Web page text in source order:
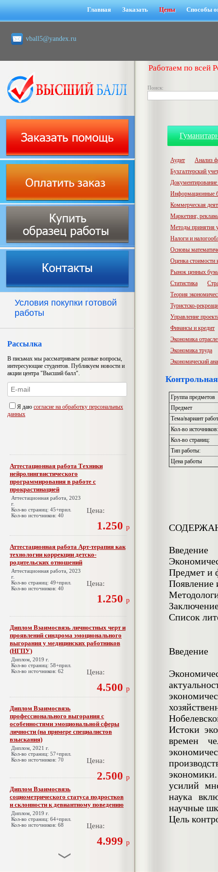
Главная Заказать Цены Способы
vball5@yandex.ru
Работаем по всей
Поиск:
Условия покупки готовой
работы
Рассылка
В письмах мы рассматриваем разные вопросы,
интересующие студентов. Публикуем новости и
акции центра "Высший балл".
Я даю согласие на обработку персональных
данных
Аттестационная работа Техники
нейролингвистического
программирования в работе с
прокрастинацией
Аттестационная работа, 2023
г.
Кол-во страниц: 45+прил.
Кол-во источников: 40
Цена:
1.250 р
Аттестационная работа Арт-терапия как
технологии коррекции детско-
родительских отношений
Аттестационная работа, 2023
г.
Кол-во страниц: 49+прил.
Кол-во источников: 40
Цена:
1.250 р
Диплом Взаимосвязь личностных черт и
проявлений синдрома эмоционального
выгорания у медицинских работников
(НГПУ)
Диплом, 2019 г.
Кол-во страниц: 58+прил.
Кол-во источников: 62
Цена:
4.500 р
Диплом Взаимосвязь
профессионального выгорания с
особенностями эмоциональной сферы
личности (на примере специалистов
взыскания)
Диплом, 2021 г.
Кол-во страниц: 57+прил.
Кол-во источников: 70
Цена:
2.500 р
Диплом Взаимосвязь
социометрического статуса подростков
и склонности к девиантному поведению
Диплом, 2019 г.
Кол-во страниц: 64+прил.
Кол-во источников: 68
Цена:
4.999 р
Аудит
Анализ
Бухгалтерский
Документирование
Информационные
Коммерческая
Маркетинг,
Методы принятия
Налоги и
Основы
Оценка стоимости
Рынок ценных
Статистика
Теория
Туристско-
Управление
Финансы и кредит
Экономика
Экономика труда
Экономический
Группа предметов
Предмет
Тема/вариант
Кол-во источников:
Кол-во страниц:
Тип работы:
Цена работы
Введение
Предмет и
Появление
Список
Введение
Истоки
времен
усилий
наука
научные
Цель